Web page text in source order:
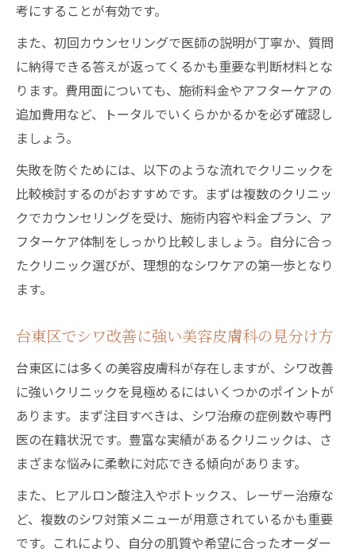
考にすることが有効です。
また、初回カウンセリングで医師の説明が丁寧か、質問
に納得できる答えが返ってくるかも重要な判断材料とな
ります。費用面についても、施術料金やアフターケアの
追加費用など、トータルでいくらかかるかを必ず確認し
ましょう。
失敗を防ぐためには、以下のような流れでクリニックを
比較検討するのがおすすめです。まずは複数のクリニッ
クでカウンセリングを受け、施術内容や料金プラン、ア
フターケア体制をしっかり比較しましょう。自分に合っ
たクリニック選びが、理想的なシワケアの第一歩となり
ます。
台東区でシワ改善に強い美容皮膚科の見分け方
台東区には多くの美容皮膚科が存在しますが、シワ改善
に強いクリニックを見極めるにはいくつかのポイントが
あります。まず注目すべきは、シワ治療の症例数や専門
医の在籍状況です。豊富な実績があるクリニックは、さ
まざまな悩みに柔軟に対応できる傾向があります。
また、ヒアルロン酸注入やボトックス、レーザー治療な
ど、複数のシワ対策メニューが用意されているかも重要
です。これにより、自分の肌質や希望に合ったオーダー